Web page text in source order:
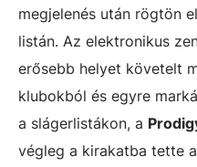
megjelenés után rögtön
listán. Az elektronikus
erősebb helyet követelt
klubokból és egyre
a slágerlistákon, a
végleg a kirakatba tette